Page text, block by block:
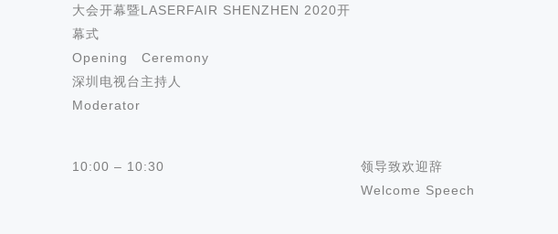
大会开幕暨LASERFAIR SHENZHEN 2020开
幕式
Opening Ceremony
深圳电视台主持人
Moderator
10:00 – 10:30
领导致欢迎辞
Welcome Speech